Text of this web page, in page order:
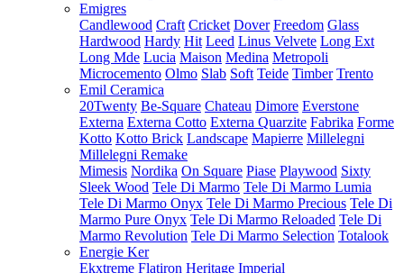
Emigres
Candlewood Craft Cricket Dover Freedom Glass
Hardwood Hardy Hit Leed Linus Velvete Long Ext
Long Mde Lucia Maison Medina Metropoli
Microcemento Olmo Slab Soft Teide Timber Trento
Emil Ceramica
20Twenty Be-Square Chateau Dimore Everstone
Externa Externa Cotto Externa Quarzite Fabrika Forme
Kotto Kotto Brick Landscape Mapierre Millelegni
Millelegni Remake
Mimesis Nordika On Square Piase Playwood Sixty
Sleek Wood Tele Di Marmo Tele Di Marmo Lumia
Tele Di Marmo Onyx Tele Di Marmo Precious Tele Di
Marmo Pure Onyx Tele Di Marmo Reloaded Tele Di
Marmo Revolution Tele Di Marmo Selection Totalook
Energie Ker
Ekxtreme Flatiron Heritage Imperial